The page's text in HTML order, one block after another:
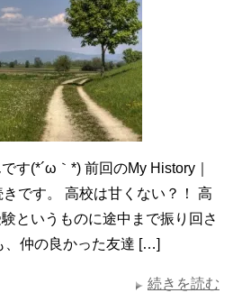
す(*´ω｀*) 前回のMy History｜
です。 高校は甘くない？！ 高
というものに途中まで振り回さ
、仲の良かった友達 […]
続きを読む